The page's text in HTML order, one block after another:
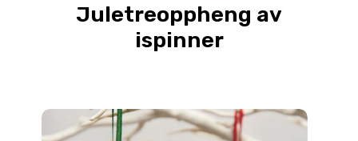
Juletreoppheng av
ispinner